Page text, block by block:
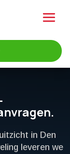
in Den
leveren we